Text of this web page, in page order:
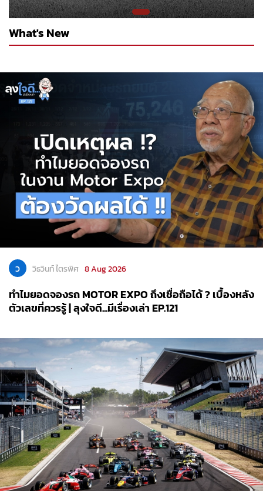
What's New
ว วิธวินท์ ไตรพิศ 8 Aug 2026
ทำไมยอดจองรถ MOTOR EXPO ถึงเชื่อถือได้ ? เบื้องหลัง
ตัวเลขที่ควรรู้ | ลุงใจดี...มีเรื่องเล่า EP.121